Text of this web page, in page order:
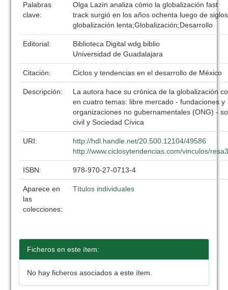
Palabras
clave:
Olga Lazín analiza cómo la globalización fast
track surgió en los años ochenta luego de
globalización lenta;Globalización;Desarrollo
Editorial:
Biblioteca Digital wdg.biblio
Universidad de Guadalajara
Citación: Ciclos y tendencias en el desarrollo de México
Descripción:
La autora hace su crónica de la globalización
en cuatro temas: libre mercado - fundaciones y
organizaciones no gubernamentales (ONG) -
civil y Sociedad Cívica
URI:
http://hdl.handle.net/20.500.12104/49586
http://www.ciclosytendencias.com/vinculos/
ISBN: 978-970-27-0713-4
Aparece en
las
colecciones:
Títulos individuales
Ficheros en este ítem:
No hay ficheros asociados a este ítem.